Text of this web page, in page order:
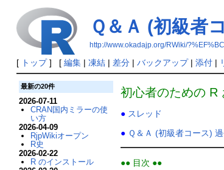
Ｑ＆Ａ (初級者
http://www.okadajp.org/RWiki/
[ トップ] [ 編集| 凍結| 差分| バックアップ| 添付|
初心者のための R
● スレッド
● Ｑ＆Ａ (初級者コース)
●● 目次 ●●
最新の20件
2026-07-11
CRAN国内ミラーの使
い方
2026-04-09
RjpWikiオープン
R史
2026-02-22
R のインストール